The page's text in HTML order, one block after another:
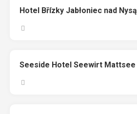
Hotel Břízky Jabłoniec nad Nysą
Seeside Hotel Seewirt Mattsee